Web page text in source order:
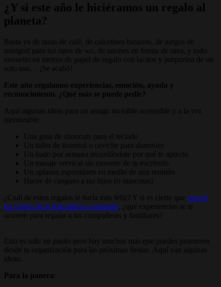
¿Y si este año le hiciéramos un regalo al
planeta?
Basta ya de tazas de café, de calcetines bizarros, de juegos de
minigolf para tus ratos de wc, de ratones en forma de rana, y todo
envuelto en metros de papel de regalo con lacitos y purpurina de un
solo uso… ¡Se acabó!
Este año regalamos experiencias, emoción, ayuda y
reconocimiento. ¿Qué más se puede pedir?
Aquí algunas ideas para un amigo invisible sostenible y a la vez
memorable:
Una guia de shortcuts para el teclado
Un taller de tiramisú o ceviche para dummies
Un kudo por semana recordándote por qué te aprecio
Un masaje cervical sin moverte de tu escritorio
Un aplauso espontáneo en medio de una reunión
Hacer de canguro a tus hijos (o mascotas)
¿Cuál de estos regalos te haría más feliz? Y si es cierto que una de
las claves de la felicidad es compartir, ¿qué experiencias se te
ocurren para regalar a tus compañeras y familiares?
Esto es solo un pasito pero hay muchos más que puedes promover
desde tu organización para las próximas fiestas. Aquí van algunas
ideas:
Para la panera